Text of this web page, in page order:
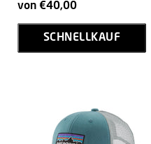
von €40,00
SCHNELLKAUF